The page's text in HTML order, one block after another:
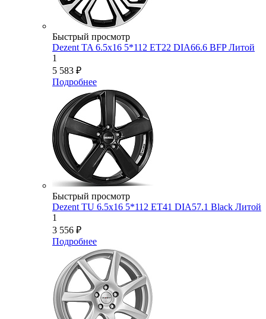
Быстрый просмотр
Dezent TA 6.5x16 5*112 ET22 DIA66.6 BFP Литой
1
5 583 ₽
Подробнее
Быстрый просмотр
Dezent TU 6.5x16 5*112 ET41 DIA57.1 Black Литой
1
3 556 ₽
Подробнее